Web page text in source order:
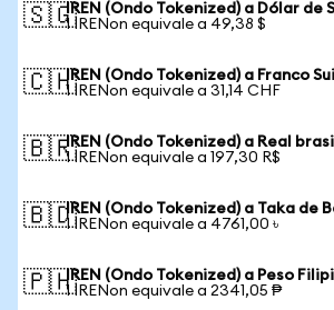
🇸🇬IREN (Ondo Tokenized) a Dólar de
1 IRENon equivale a 49,38 $
🇨🇭IREN (Ondo Tokenized) a Franco
1 IRENon equivale a 31,14 CHF
🇧🇷IREN (Ondo Tokenized) a Real
1 IRENon equivale a 197,30 R$
🇧🇩IREN (Ondo Tokenized) a Taka de
1 IRENon equivale a 4761,00 ৳
🇵🇭IREN (Ondo Tokenized) a Peso
1 IRENon equivale a 2341,05 ₱